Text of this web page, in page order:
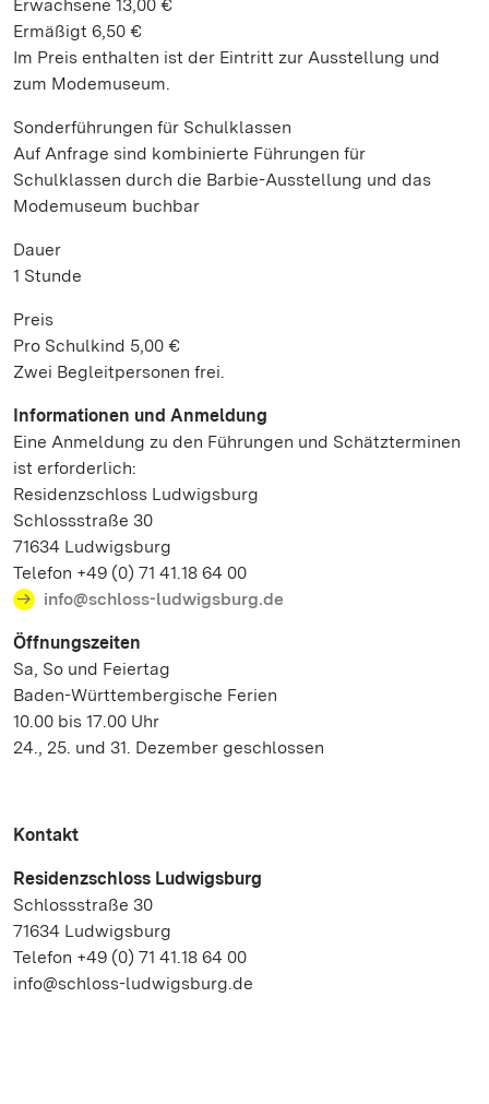
Erwachsene 13,00 €
Ermäßigt 6,50 €
Im Preis enthalten ist der Eintritt zur Ausstellung und
zum Modemuseum.
Sonderführungen für Schulklassen
Auf Anfrage sind kombinierte Führungen für
Schulklassen durch die Barbie-Ausstellung und das
Modemuseum buchbar
Dauer
1 Stunde
Preis
Pro Schulkind 5,00 €
Zwei Begleitpersonen frei.
Informationen und Anmeldung
Eine Anmeldung zu den Führungen und Schätzterminen
ist erforderlich:
Residenzschloss Ludwigsburg
Schlossstraße 30
71634 Ludwigsburg
Telefon +49 (0) 71 41.18 64 00
info@schloss-ludwigsburg.de
Öffnungszeiten
Sa, So und Feiertag
Baden-Württembergische Ferien
10.00 bis 17.00 Uhr
24., 25. und 31. Dezember geschlossen
Kontakt
Residenzschloss Ludwigsburg
Schlossstraße 30
71634 Ludwigsburg
Telefon +49 (0) 71 41.18 64 00
info@schloss-ludwigsburg.de